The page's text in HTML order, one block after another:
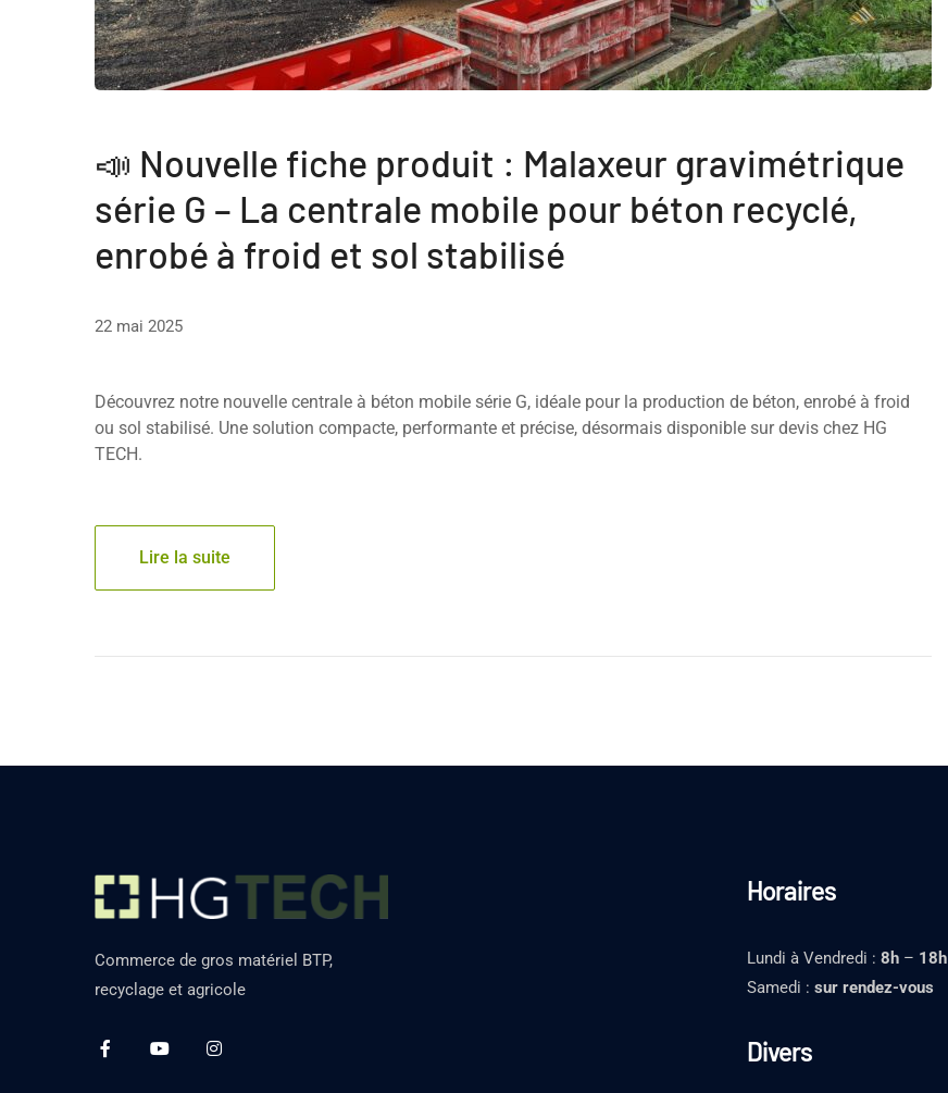
📣 Nouvelle fiche produit : Malaxeur gravimétrique
série G – La centrale mobile pour béton recyclé,
enrobé à froid et sol stabilisé
22 mai 2025
Découvrez notre nouvelle centrale à béton mobile série G, idéale pour la production de béton, enrobé à froid
ou sol stabilisé. Une solution compacte, performante et précise, désormais disponible sur devis chez HG
TECH.
Lire la suite
Commerce de gros matériel BTP,
recyclage et agricole
Horaires
Lundi à Vendredi : 8h – 18h
Samedi : sur rendez-vous
Divers